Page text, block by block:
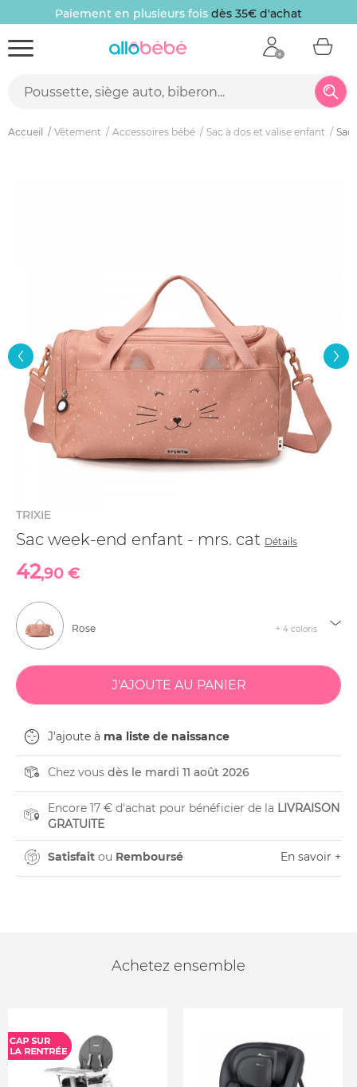
Paiement en plusieurs fois dès 35€ d'achat
Accueil Vêtement Accessoires bébé Sac à dos et valise enfant Sac
TRIXIE
Sac week-end enfant - mrs. cat Détails
42,90 €
Rose + 4 coloris
J'ajoute à ma liste de naissance
Chez vous dès le mardi 11 août 2026
Encore 17 € d'achat pour bénéficier de la LIVRAISON
GRATUITE
Satisfait ou Remboursé En savoir +
Achetez ensemble